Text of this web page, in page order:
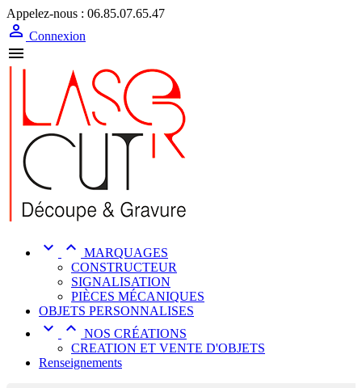
Appelez-nous : 06.85.07.65.47
 Connexion

  MARQUAGES
CONSTRUCTEUR
SIGNALISATION
PIÈCES MÉCANIQUES
OBJETS PERSONNALISES
  NOS CRÉATIONS
CREATION ET VENTE D'OBJETS
Renseignements